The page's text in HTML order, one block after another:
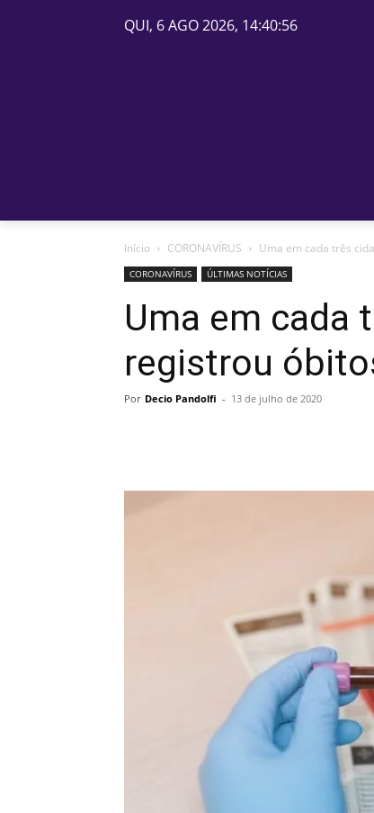
QUI, 6 AGO 2026, 14:40:56
Início CORONAVÍRUS Uma em cada três
CORONAVÍRUS ÚLTIMAS NOTÍCIAS
Uma em cada
registrou
Por Decio Pandolfi - 13 de julho de 2020